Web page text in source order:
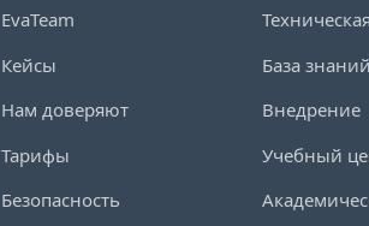
EvaTeam
Кейсы
Нам доверяют
Тарифы
Безопасность
База знаний
Внедрение
Учебный